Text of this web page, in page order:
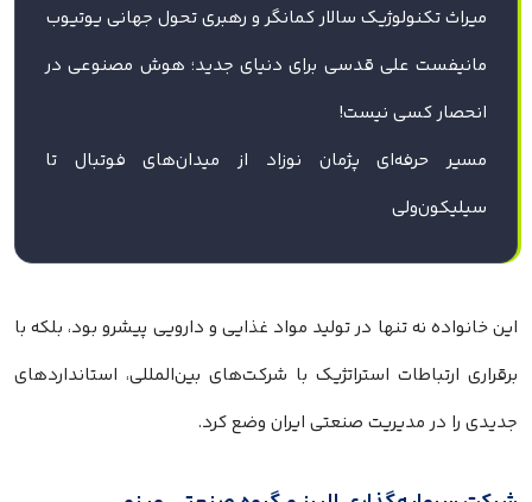
میراث تکنولوژیک سالار کمانگر و رهبری تحول جهانی یوتیوب
مانیفست علی قدسی برای دنیای جدید؛ هوش مصنوعی در
انحصار کسی نیست!
مسیر حرفه‌ای پژمان نوزاد از میدان‌های فوتبال تا
سیلیکون‌ولی
این خانواده نه تنها در تولید مواد غذایی و دارویی پیشرو بود، بلکه با
برقراری ارتباطات استراتژیک با شرکت‌های بین‌المللی، استانداردهای
جدیدی را در مدیریت صنعتی ایران وضع کرد.